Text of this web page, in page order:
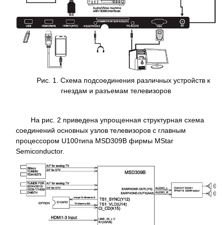
Рис. 1. Схема подсоединения различных устройств к
гнездам и разъемам телевизоров
На рис. 2 приведена упрощенная структурная схема
соединений основных узлов телевизоров с главным
процессором U100типа MSD309B фирмы MStar
Semiconductor.